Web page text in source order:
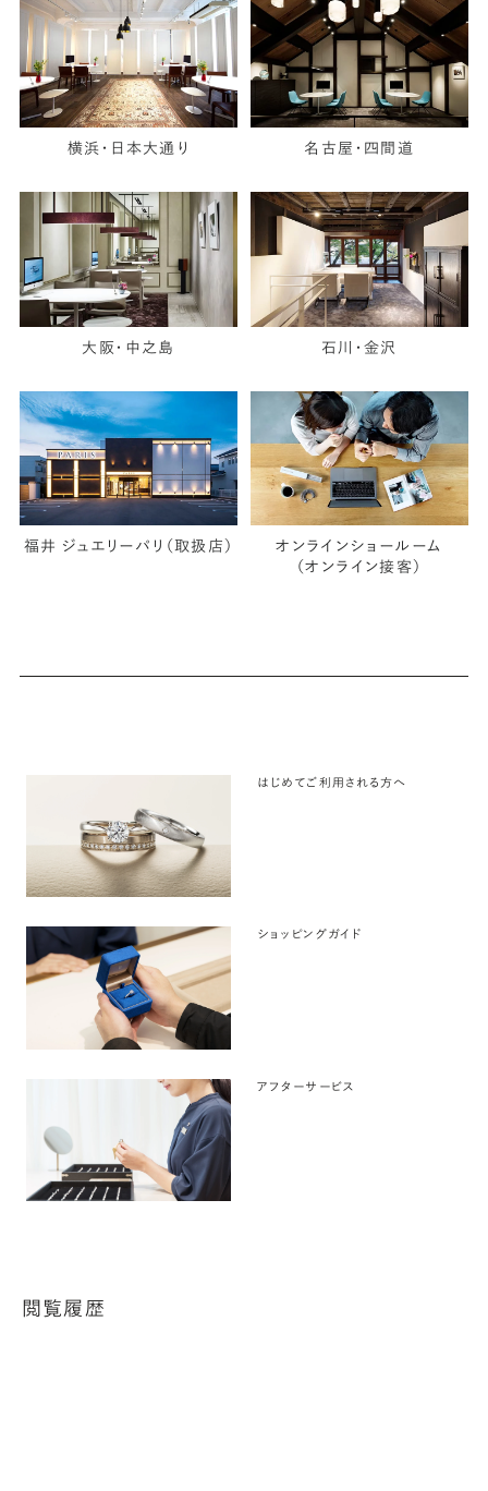
横浜・日本大通り 名古屋・四間道
大阪・中之島 石川・金沢
福井 ジュエリーパリ（取扱店）
オンラインショールーム
（オンライン接客）
はじめてご利用される方へ
ショッピングガイド
アフターサービス
閲覧履歴